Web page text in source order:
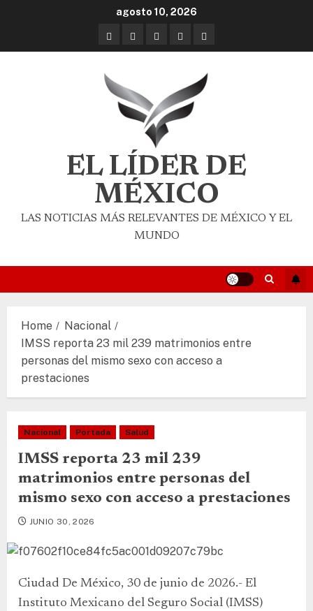
agosto 10, 2026
EL LÍDER DE
MÉXICO
LAS NOTICIAS MÁS RELEVANTES DE MÉXICO Y EL
MUNDO
Home
Nacional
IMSS reporta 23 mil 239 matrimonios entre
personas del mismo sexo con acceso a
prestaciones
Nacional Portada Salud
IMSS reporta 23 mil 239
matrimonios entre personas del
mismo sexo con acceso a prestaciones
JUNIO 30, 2026
Ciudad De México, 30 de junio de 2026.- El
Instituto Mexicano del Seguro Social (IMSS)